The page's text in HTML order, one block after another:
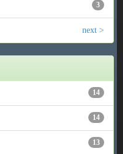
3
next >
14
14
13